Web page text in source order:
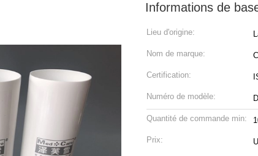
Informations de
Lieu d'origine:
Nom de marque:
Certification:
Numéro de modèle:
Quantité de commande min:
Prix: